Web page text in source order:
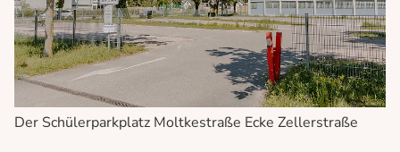
Der Schülerparkplatz Moltkestraße Ecke Zellerstraße